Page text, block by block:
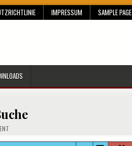
IMPRESSUM SAMPLE PAGE
ON
SEMANTISCHE